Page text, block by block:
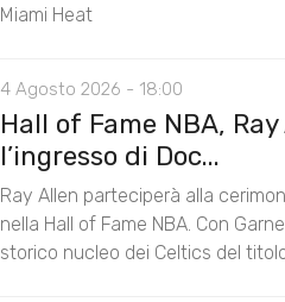
Miami Heat
4 Agosto 2026 - 18:00
Hall of Fame NBA,
l’ingresso di Doc...
Ray Allen parteciperà alla
nella Hall of Fame NBA. Con
storico nucleo dei Celtics del